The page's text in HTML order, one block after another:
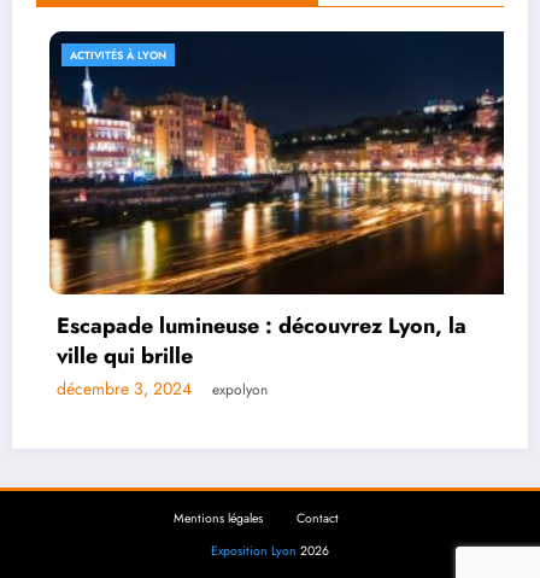
ACTIVITÉS À LYON
Explorer les merveilles de la Presqu’île en
levant les yeux